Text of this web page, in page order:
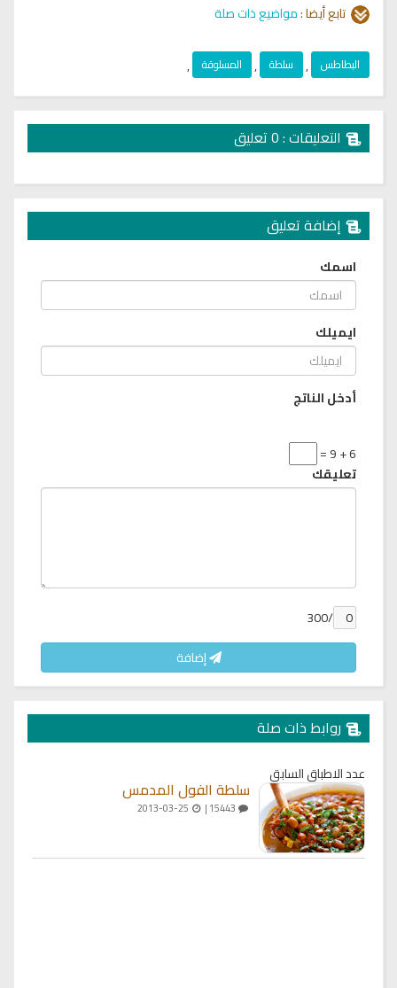
تابع أيضا :مواضيع ذات صلة
البطاطس , سلطة , المسلوقة ,
التعليقات : 0 تعليق
إضافة تعليق
اسمك
ايميلك
أدخل الناتج
6 + 9 =
تعليقك
/300
إضافة
روابط ذات صلة
عدد الاطباق السابق
سلطة الفول المدمس